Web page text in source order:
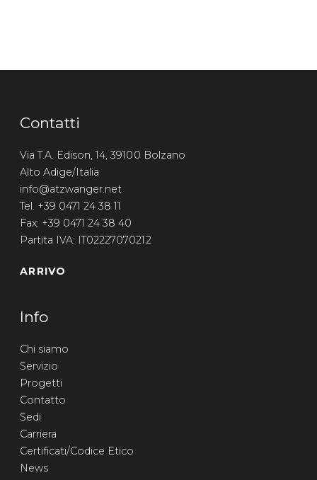
Contatti
Via T.A. Edison, 14, 39100 Bolzano
Alto Adige/Italia
info@atzwanger.net
Tel. +39 0471 24 38 11
Fax: +39 0471 24 38 40
Partita IVA: IT02227070212
ARRIVO
Info
Chi siamo
Servizio
Progetti
Contatto
Sedi
Carriera
Certificati/Codice Etico
News